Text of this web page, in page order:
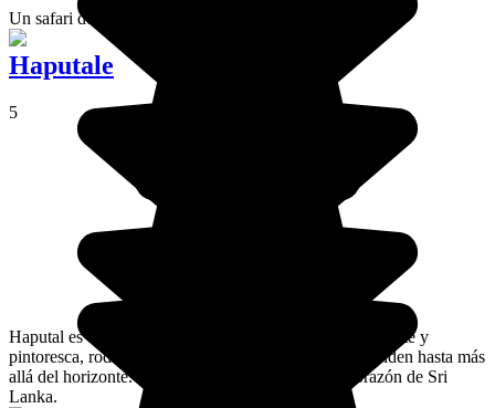
Un safari de ensueño en el parque Yala.
Haputale
5
Haputal es una pequeña población con encanto, fascinante y
pintoresca, rodeada de plantaciones de té que se extienden hasta más
allá del horizonte. Está al sur de la isla, en pleno corazón de Sri
Lanka.